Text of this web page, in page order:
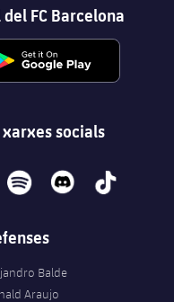
FC Barcelona
socials
spotify discord tiktok
Balde
Araujo